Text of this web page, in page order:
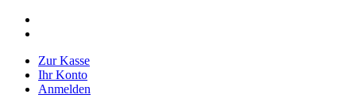
Zur Kasse
Ihr Konto
Anmelden